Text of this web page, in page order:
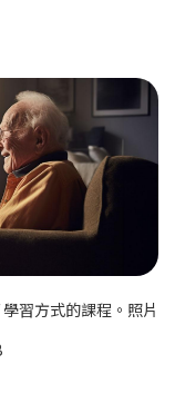
習方式的課程。照片